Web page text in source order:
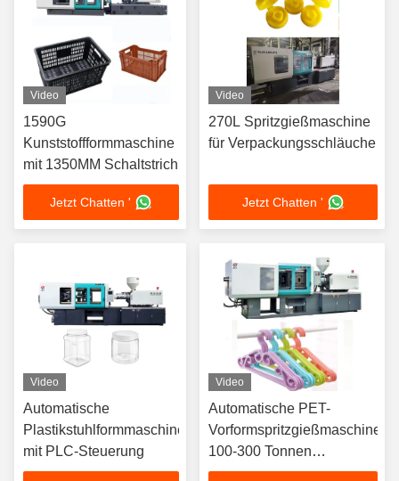
Video
1590G
Kunststoffformmaschine
mit 1350MM Schaltstrich
Jetzt Chatten '
Video
270L Spritzgießmaschine
für Verpackungsschläuche
Jetzt Chatten '
Video
Automatische
Plastikstuhlformmaschine
mit PLC-Steuerung
Video
Automatische PET-
Vorformspritzgießmaschine
100-300 Tonnen
Klemmkraft 7-15 KW